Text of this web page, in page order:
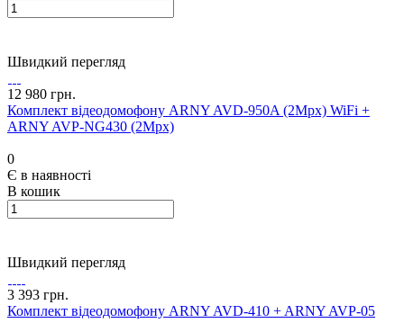
Швидкий перегляд
12 980 грн.
Комплект відеодомофону ARNY AVD-950A (2Mpx) WiFi +
ARNY AVP-NG430 (2Mpx)
0
Є в наявності
В кошик
Швидкий перегляд
3 393 грн.
Комплект відеодомофону ARNY AVD-410 + ARNY AVP-05